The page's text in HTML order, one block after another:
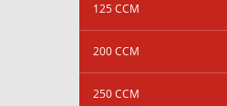
125 CCM
200 CCM
250 CCM